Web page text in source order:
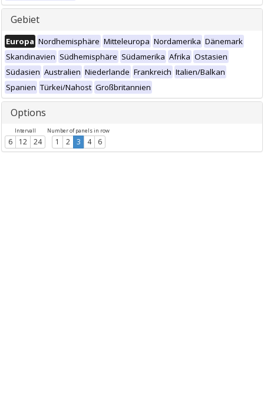
Gebiet
Europa Nordhemisphäre Mitteleuropa Nordamerika Dänemark
Skandinavien Südhemisphäre Südamerika Afrika Ostasien
Südasien Australien Niederlande Frankreich Italien/Balkan
Spanien Türkei/Nahost Großbritannien
Options
Intervall
6 12 24
Number of panels in row
1 2 3 4 6